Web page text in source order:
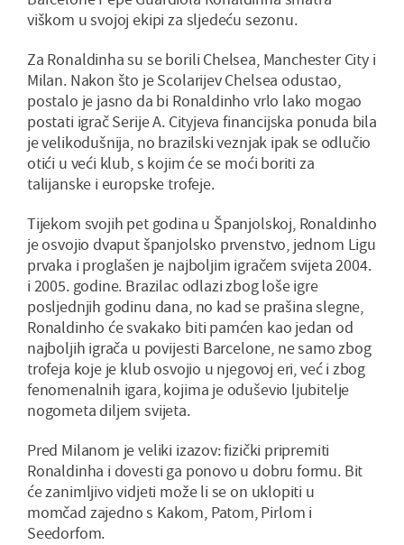
viškom u svojoj ekipi za sljedeću sezonu.
Za Ronaldinha su se borili Chelsea, Manchester City i
Milan. Nakon što je Scolarijev Chelsea odustao,
postalo je jasno da bi Ronaldinho vrlo lako mogao
postati igrač Serije A. Cityjeva financijska ponuda bila
je velikodušnija, no brazilski veznjak ipak se odlučio
otići u veći klub, s kojim će se moći boriti za
talijanske i europske trofeje.
Tijekom svojih pet godina u Španjolskoj, Ronaldinho
je osvojio dvaput španjolsko prvenstvo, jednom Ligu
prvaka i proglašen je najboljim igračem svijeta 2004.
i 2005. godine. Brazilac odlazi zbog loše igre
posljednjih godinu dana, no kad se prašina slegne,
Ronaldinho će svakako biti pamćen kao jedan od
najboljih igrača u povijesti Barcelone, ne samo zbog
trofeja koje je klub osvojio u njegovoj eri, već i zbog
fenomenalnih igara, kojima je oduševio ljubitelje
nogometa diljem svijeta.
Pred Milanom je veliki izazov: fizički pripremiti
Ronaldinha i dovesti ga ponovo u dobru formu. Bit
će zanimljivo vidjeti može li se on uklopiti u
momčad zajedno s Kakom, Patom, Pirlom i
Seedorfom.